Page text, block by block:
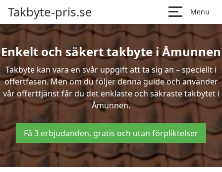
Takbyte-pris.se Menu
Enkelt och säkert takbyte i Åmunnen
Takbyte kan vara en svår uppgift att ta sig an – speciellt i
offertfasen. Men om du följer denna guide och använder
vår offerttjänst får du det enklaste och säkraste takbytet i
Åmunnen.
Få 3 erbjudanden, gratis och utan förpliktelser